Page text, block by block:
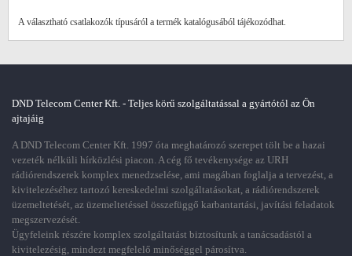
A választható csatlakozók típusáról a termék katalógusából tájékozódhat.
DND Telecom Center Kft. - Teljes körű szolgáltatással a gyártótól az Ön
ajtajáig
A DND Telecom Center Kft. 1997 óta meghatározó szerepet tölt be a hazai
vezeték nélküli hírközlési piacon. A cég fő tevékenysége az URH
rádiórendszerek komplex menedzselése, ami magában foglalja a tervezést, a
kivitelezéséhez tartozó kereskedelmi szolgáltatásokat, a rádiórendszerek
üzemeltetését, az üzemeltetéssel összefüggő karbantartási, javítási feladatok
megszervezését.
Ügyfeleink részére komplex szolgáltatást biztosítunk a tanácsadástól a
kivitelezésig, mindezt megfelelő minőséggel párosítva.